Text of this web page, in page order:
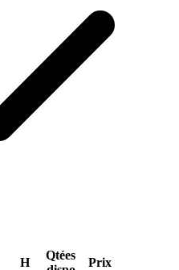
H
Qtées
Prix